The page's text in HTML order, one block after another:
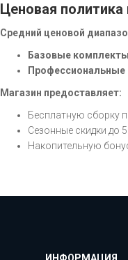
Ценовая политика
Средний ценовой
Базовые
Профессиональные
Магазин предоставляет:
Бесплатную сборку
Сезонные скидки до
Накопительную